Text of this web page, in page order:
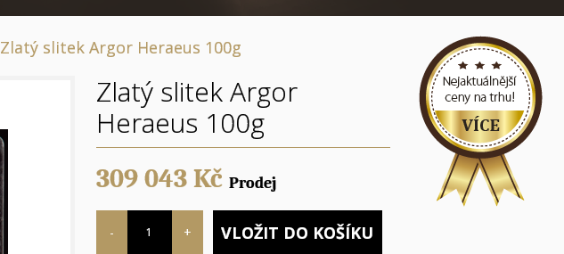
Zlatý slitek Argor Heraeus 100g
Zlatý slitek Argor
Heraeus 100g
309 043Kč Prodej
+
- VLOŽIT DO KOŠÍKU